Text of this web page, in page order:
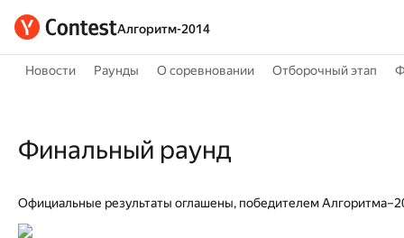
Алгоритм-2014
Новости Раунды О соревновании Отборочный этап
Финальный раунд
Официальные результаты оглашены, победителем